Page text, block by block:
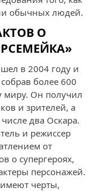
обычных людей.
О
в 2004 году и
более 600
миру. Он получил
и зрителей, а
два Оскара.
и режиссер
от
о супергероях,
персонажей.
черты,